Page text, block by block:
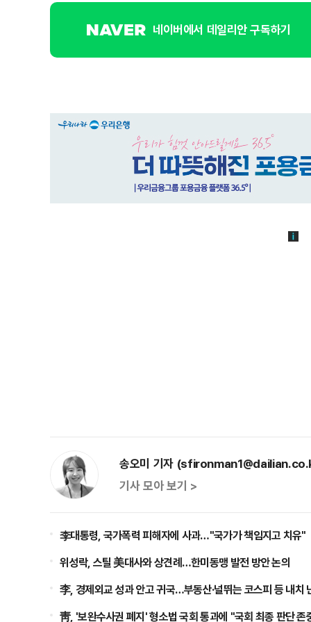
네이버에서 데일리안 구독하기
송오미 기자
기사 모아 보기 >
李대통령, 국가폭력 피해자에 사과…"국가가 책임지고 치유"
위성락, 스틸 美대사와 상견례…한미동맹 발전 방안 논의
李, 경제외교 성과 안고 귀국…부동산·널뛰는 코스피 등 내치
靑, '보완수사권 폐지' 형소법 국회 통과에 "국회 최종 판단 존